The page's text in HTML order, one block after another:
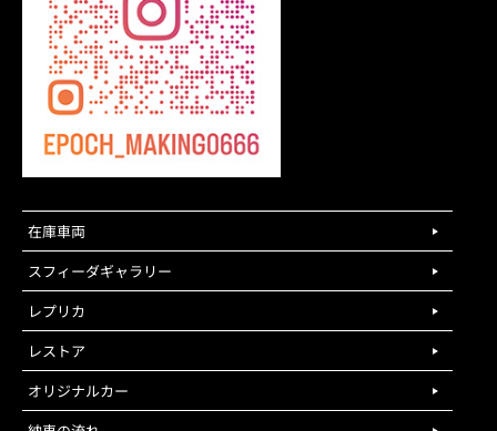
在庫車両
スフィーダギャラリー
レプリカ
レストア
オリジナルカー